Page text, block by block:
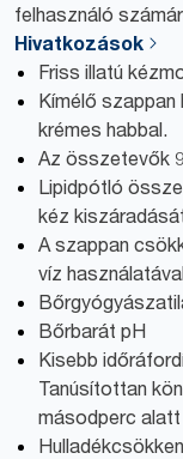
felhasználó
Hivatkozások
Friss illatú
Kímélő
krémes habbal.
Az összetevők
Lipidpótló
kéz
A szappan
víz
Bőrbarát pH
Kisebb
Tanúsítottan
másodperc